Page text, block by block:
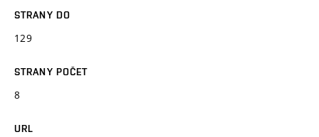
STRANY DO
129
STRANY POČET
8
URL